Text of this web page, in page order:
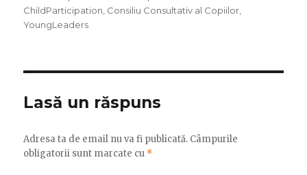
ChildParticipation, Consiliu Consultativ al Copiilor,
YoungLeaders
Lasă un răspuns
Adresa ta de email nu va fi publicată. Câmpurile
obligatorii sunt marcate cu *